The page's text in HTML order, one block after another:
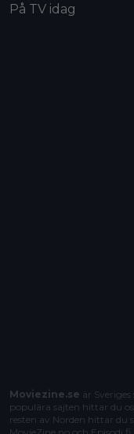
På TV idag
Moviezine.se är
populära sajten hittar du
resten av Norden hittar du